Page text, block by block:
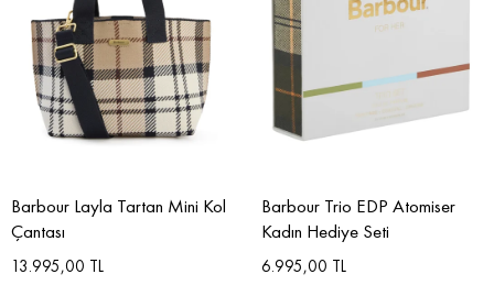
Barbour Layla Tartan Mini Kol
Çantası
13.995,00 TL
Barbour Trio EDP Atomiser
Kadın Hediye Seti
6.995,00 TL